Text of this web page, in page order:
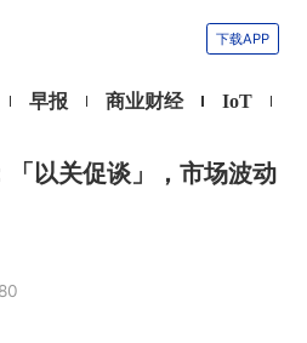
下载APP
早报 商业财经 IoT
以关促谈」，市场波动